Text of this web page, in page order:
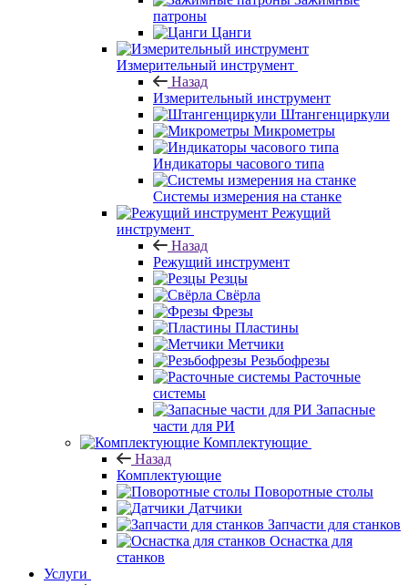
патроны
Цанги
Измерительный инструмент
Назад
Измерительный инструмент
Штангенциркули
Микрометры
Индикаторы часового типа
Системы измерения на станке
Режущий
инструмент
Назад
Режущий инструмент
Резцы
Свёрла
Фрезы
Пластины
Метчики
Резьбофрезы
Расточные
системы
Запасные
части для РИ
Комплектующие
Назад
Комплектующие
Поворотные столы
Датчики
Запчасти для станков
Оснастка для
станков
Услуги